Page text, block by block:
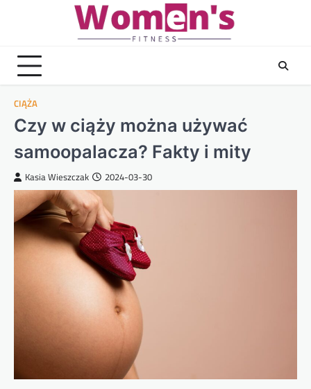
CIĄŻA
Czy w ciąży można używać
samoopalacza? Fakty i mity
Kasia Wieszczak 2024-03-30